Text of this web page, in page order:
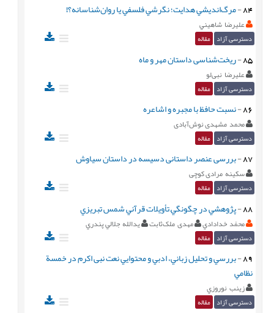
84
-مرگ‌انديشي هدايت؛ نگرشي فلسفي يا روان‌شناسانه؟!
عليرضا شاهيني
دسترسی آزاد مقاله
85
-ریخت‌شناسی داستان مهر و ماه
عليرضا نبی‌لو
دسترسی آزاد مقاله
86
-نسبت حافظ با مجبره و اشاعره
محمد مشهدی نوش‌آبادی
دسترسی آزاد مقاله
87
-بررسی عنصر داستانی دسیسه در داستان سیاوش
سکینه مرادی کوچی
دسترسی آزاد مقاله
88
-پژوهشي در چگونگيِ تأويلات قرآني شمس تبريزي
محمّد خدادادي مهدی ملک‌ثابت يدالله جلالي پندري
دسترسی آزاد مقاله
89
-بررسي و تحلیل زباني، ادبي و محتوايي نعت نبی اکرم در خمسة
نظامي
زينب نوروزي
دسترسی آزاد مقاله